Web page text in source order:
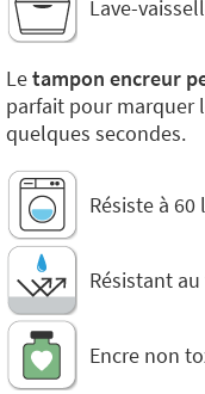
Lave-
Letampon encreur
parfait pour marquer
quelques secondes.
Résiste à 60
Résistant
Encre non